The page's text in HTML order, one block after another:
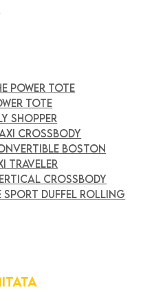
POWER TOTE
TOTE
SHOPPER
CROSSBODY
BOSTON
TRAVELER
CROSSBODY
SPORT DUFFEL ROLLING